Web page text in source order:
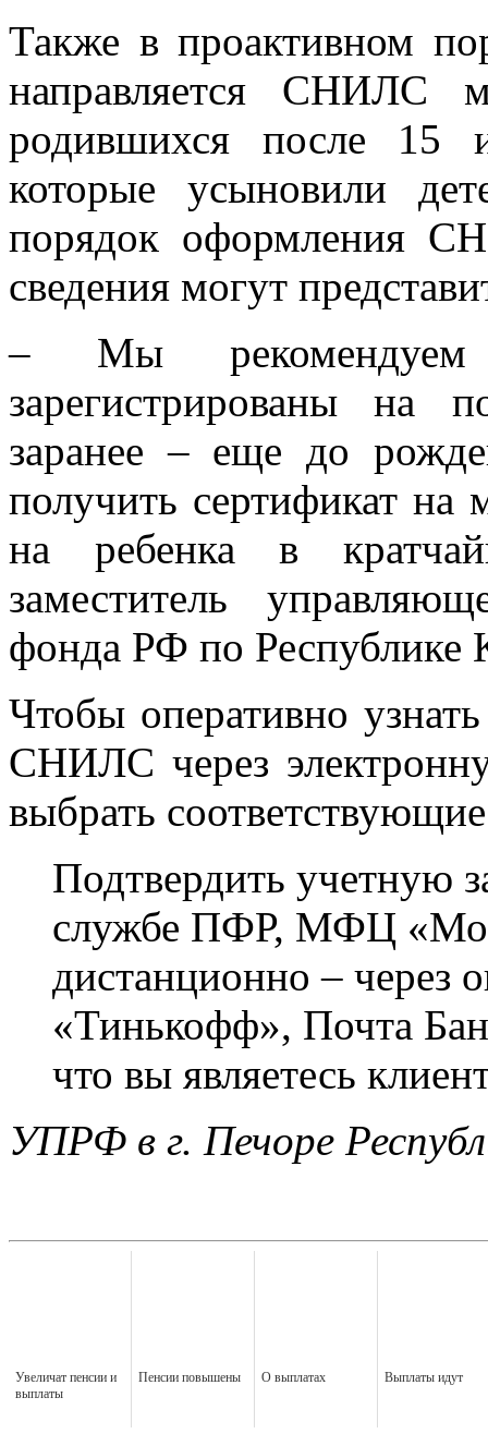
Также в проактивном
направляется СНИЛС
родившихся после 15
которые усыновили
порядок оформления
сведения могут
– Мы
зарегистрированы на
заранее – еще до
получить сертификат
на ребенка в
заместитель
фонда РФ по Республике
Чтобы оперативно
СНИЛС через
выбрать
Подтвердить учетную
службе ПФР, МФЦ
дистанционно – через
«Тинькофф», Почта
что вы являетесь
УПРФ в г. Печоре
Увеличат пенсии и
выплаты
Пенсии повышены О выплатах Выплаты идут